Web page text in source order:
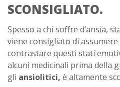
SCONSIGLIATO.
Spesso a chi soffre d’ansia,
viene consigliato di
contrastare questi stati
alcuni medicinali prima della
gli ansiolitici, è altamente